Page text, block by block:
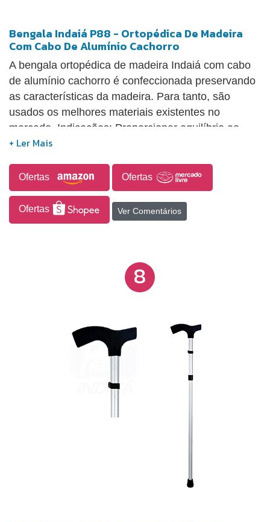
Bengala Indaiá P88 - Ortopédica De Madeira
Com Cabo De Alumínio Cachorro
A bengala ortopédica de madeira Indaiá com cabo
de alumínio cachorro é confeccionada preservando
as características da madeira. Para tanto, são
usados os melhores materiais existentes no
mercado. Indicações: Proporcionar equilíbrio ao
caminhar.
Ofertas Ofertas
Ofertas Ver Comentários
8